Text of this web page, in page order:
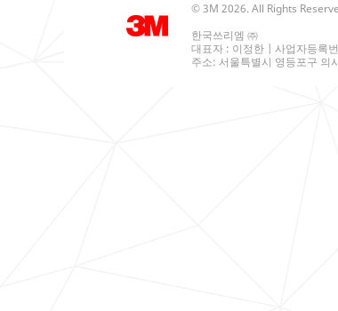
© 3M 2026. All Rights
한국쓰리엠 ㈜
대표자 : 이정한 | 사업자등록
주소: 서울특별시 영등포구